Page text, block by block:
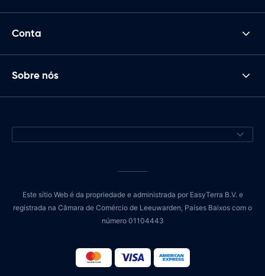
Conta
Sobre nós
Este sítio Web é da propriedade e administrada por EasyTerra B.V. e
registrada na Câmara de Comércio de Leeuwarden, Países Baixos com o
número 01104443